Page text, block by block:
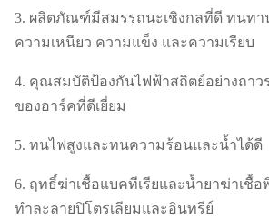
3. ผลิตภัณฑ์มีสมรรถนะเชิงกลที่ดี ทนทา
ความเหนียว ความแข็ง และความเรียบ
4. คุณสมบัติป้องกันไฟฟ้าสถิตย์อย่างถาว
ของอาร์คที่ดีเยี่ยม
5. ทนไฟสูงและทนความร้อนและน้ำได้ดี
6. ฤทธิ์ฆ่าเชื้อแบคทีเรียและน้ำยาฆ่าเชื้อ
ทำละลายปิโตรเลียมและอินทรีย์